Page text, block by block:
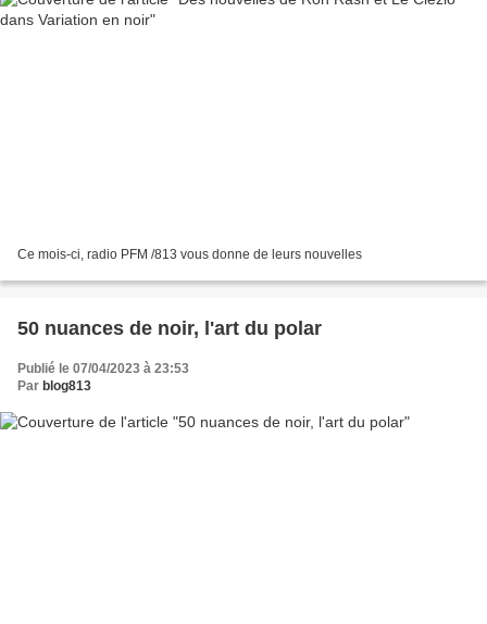
Ce mois-ci, radio PFM /813 vous donne de leurs nouvelles
50 nuances de noir, l'art du polar
Publié le 07/04/2023 à 23:53
Par blog813